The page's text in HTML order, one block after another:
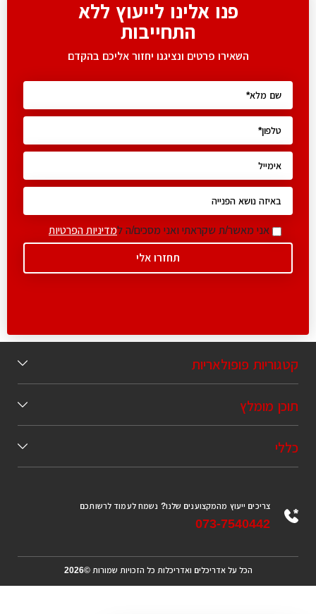
פנו אלינו לייעוץ ללא
התחייבות
השאירו פרטים ונציגנו יחזור אליכם בהקדם
אני מאשר/ת שקראתי ואני מסכים/ה למדיניות הפרטיות
קטגוריות פופולאריות
תוכן מומלץ
כללי
צריכים ייעוץ מהמקצוענים שלנו? נשמח לעמוד לרשותכם
073-7540442
הכל על אדריכלים ואדריכלות כל הזכויות שמורות ©2026